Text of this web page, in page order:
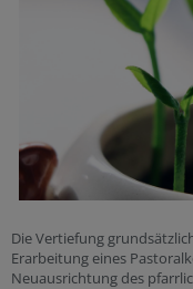
Die Vertiefung
Erarbeitung eines
Neuausrichtung des